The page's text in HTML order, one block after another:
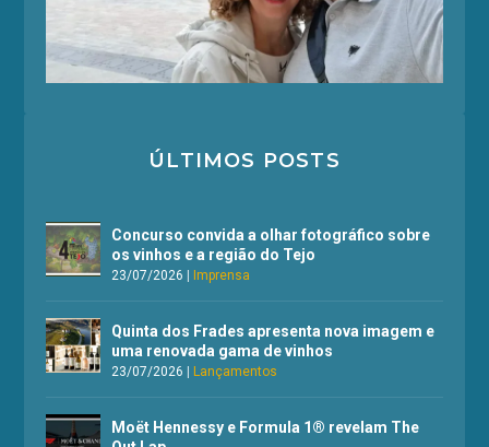
ÚLTIMOS POSTS
Concurso convida a olhar fotográfico sobre
os vinhos e a região do Tejo
23/07/2026 Imprensa
Quinta dos Frades apresenta nova imagem e
uma renovada gama de vinhos
23/07/2026 Lançamentos
Moët Hennessy e Formula 1® revelam The